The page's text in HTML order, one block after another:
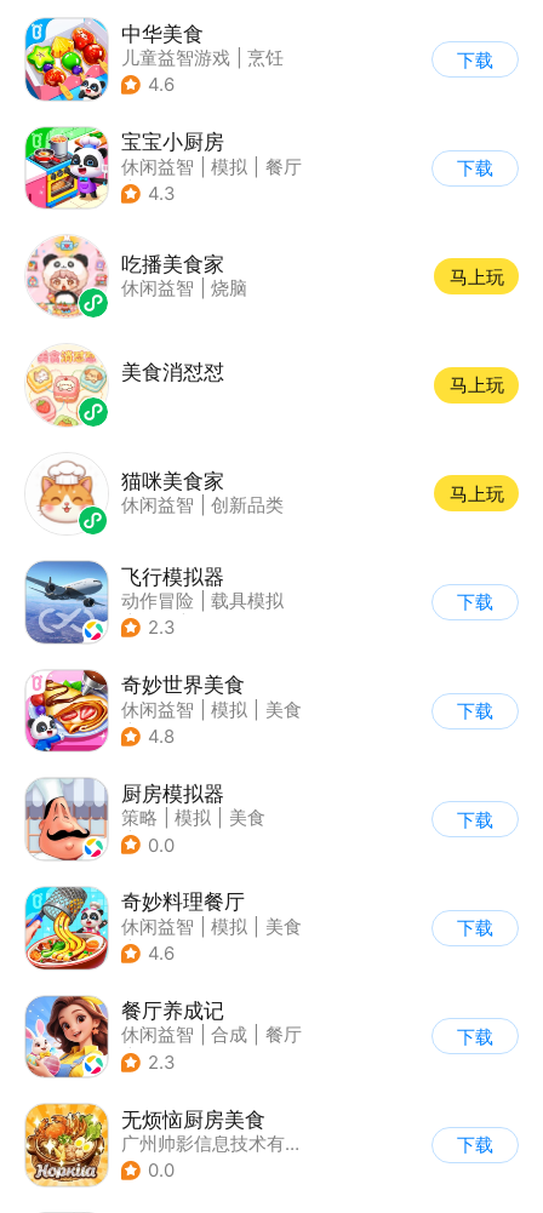
中华美食
儿童益智游戏
烹饪
4.6
下载
宝宝小厨房
休闲益智 模拟
餐厅
| 宝宝巴士
4.3
下载
吃播美食家
休闲益智 烧脑
马上玩
美食消怼怼
马上玩
猫咪美食家
休闲益智 创新品类
马上玩
飞行模拟器
动作冒险
载具模拟
| 飞机
2.3
下载
奇妙世界美食
休闲益智 模拟
美食
| 宝宝巴士
4.8
下载
厨房模拟器
策略 模拟
美食
| 剧情
0.0
下载
奇妙料理餐厅
休闲益智 模拟
美食
| 宝宝巴士
4.6
下载
餐厅养成记
休闲益智 合成
餐厅
| 清新
2.3
下载
无烦恼厨房美食
广州帅影信息技术有限公司
0.0
下载